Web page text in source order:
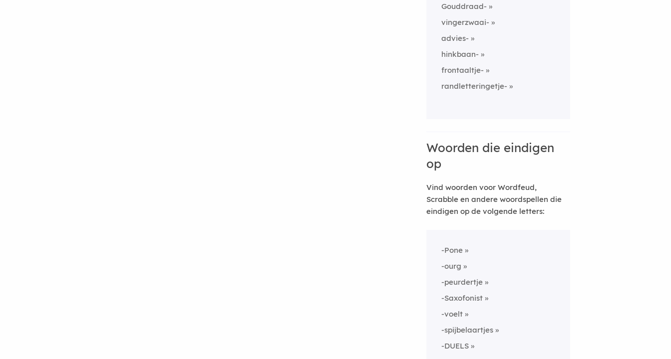
Gouddraad-
vingerzwaai-
advies-
hinkbaan-
frontaaltje-
randletteringetje-
Woorden die eindigen
op
Vind woorden voor Wordfeud,
Scrabble en andere woordspellen die
eindigen op de volgende letters:
-Pone
-ourg
-peurdertje
-Saxofonist
-voelt
-spijbelaartjes
-DUELS